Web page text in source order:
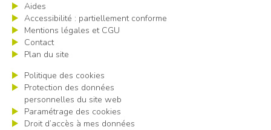
Aides
Accessibilité : partiellement conforme
Mentions légales et CGU
Contact
Plan du site
Politique des cookies
Protection des données
personnelles du site web
Paramétrage des cookies
Droit d’accès à mes données